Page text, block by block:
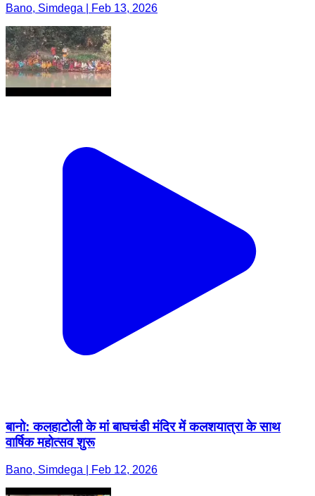
Bano, Simdega | Feb 13, 2026
बानो: कलहाटोली के मां बाघचंडी मंदिर में कलशयात्रा के साथ
वार्षिक महोत्सव शुरू
Bano, Simdega | Feb 12, 2026